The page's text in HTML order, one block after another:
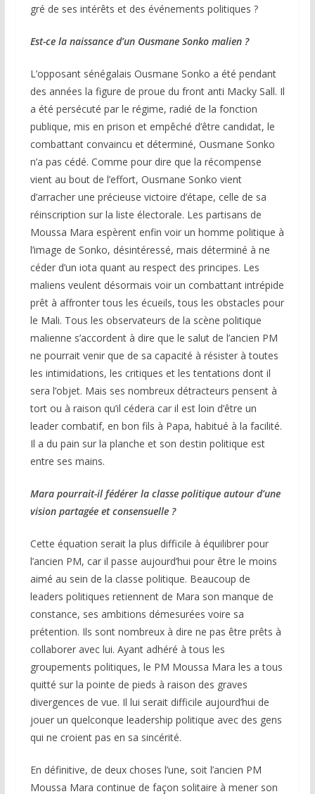
gré de ses intérêts et des événements politiques ?
Est-ce la naissance d’un Ousmane Sonko malien ?
L’opposant sénégalais Ousmane Sonko a été pendant
des années la figure de proue du front anti Macky Sall. Il
a été persécuté par le régime, radié de la fonction
publique, mis en prison et empêché d’être candidat, le
combattant convaincu et déterminé, Ousmane Sonko
n’a pas cédé. Comme pour dire que la récompense
vient au bout de l’effort, Ousmane Sonko vient
d’arracher une précieuse victoire d’étape, celle de sa
réinscription sur la liste électorale. Les partisans de
Moussa Mara espèrent enfin voir un homme politique à
l’image de Sonko, désintéressé, mais déterminé à ne
céder d’un iota quant au respect des principes. Les
maliens veulent désormais voir un combattant intrépide
prêt à affronter tous les écueils, tous les obstacles pour
le Mali. Tous les observateurs de la scène politique
malienne s’accordent à dire que le salut de l’ancien PM
ne pourrait venir que de sa capacité à résister à toutes
les intimidations, les critiques et les tentations dont il
sera l’objet. Mais ses nombreux détracteurs pensent à
tort ou à raison qu’il cédera car il est loin d’être un
leader combatif, en bon fils à Papa, habitué à la facilité.
Il a du pain sur la planche et son destin politique est
entre ses mains.
Mara pourrait-il fédérer la classe politique autour d’une
vision partagée et consensuelle ?
Cette équation serait la plus difficile à équilibrer pour
l’ancien PM, car il passe aujourd’hui pour être le moins
aimé au sein de la classe politique. Beaucoup de
leaders politiques retiennent de Mara son manque de
constance, ses ambitions démesurées voire sa
prétention. Ils sont nombreux à dire ne pas être prêts à
collaborer avec lui. Ayant adhéré à tous les
groupements politiques, le PM Moussa Mara les a tous
quitté sur la pointe de pieds à raison des graves
divergences de vue. Il lui serait difficile aujourd’hui de
jouer un quelconque leadership politique avec des gens
qui ne croient pas en sa sincérité.
En définitive, de deux choses l’une, soit l’ancien PM
Moussa Mara continue de façon solitaire à mener son